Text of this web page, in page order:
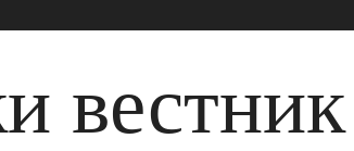
вестник